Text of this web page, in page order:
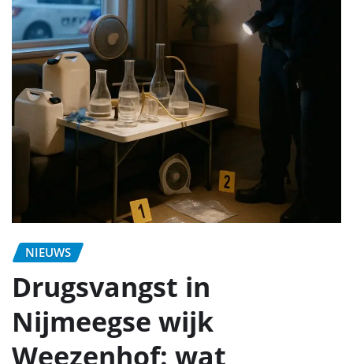
NIEUWS
Drugsvangst in
Nijmeegse wijk
Weezenhof: wat